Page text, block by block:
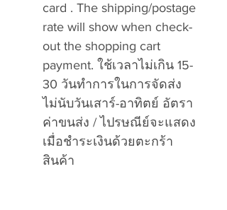
card . The shipping/postage
rate will show when check-
out the shopping cart
payment. ใช้เวลาไม่เกิน 15-
30 วันทำการในการจัดส่ง
ไม่นับวันเสาร์-อาทิตย์ อัตรา
ค่าขนส่ง / ไปรษณีย์จะแสดง
เมื่อชำระเงินด้วยตะกร้า
สินค้า